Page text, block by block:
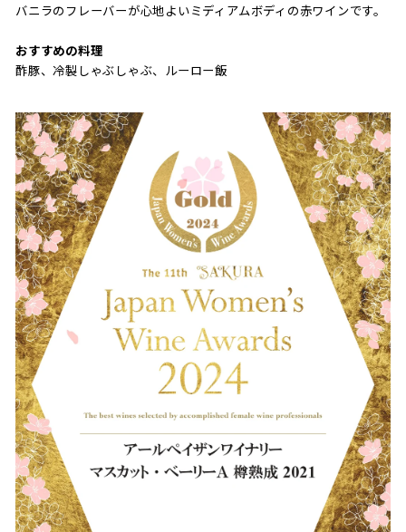
バニラのフレーバーが心地よいミディアムボディの赤ワインです。
おすすめの料理
酢豚、冷製しゃぶしゃぶ、ルーロー飯